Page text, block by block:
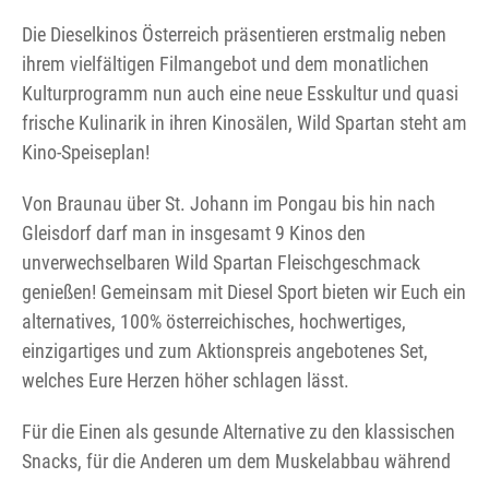
Die Dieselkinos Österreich präsentieren erstmalig neben
ihrem vielfältigen Filmangebot und dem monatlichen
Kulturprogramm nun auch eine neue Esskultur und quasi
frische Kulinarik in ihren Kinosälen, Wild Spartan steht am
Kino-Speiseplan!
Von Braunau über St. Johann im Pongau bis hin nach
Gleisdorf darf man in insgesamt 9 Kinos den
unverwechselbaren Wild Spartan Fleischgeschmack
genießen! Gemeinsam mit Diesel Sport bieten wir Euch ein
alternatives, 100% österreichisches, hochwertiges,
einzigartiges und zum Aktionspreis angebotenes Set,
welches Eure Herzen höher schlagen lässt.
Für die Einen als gesunde Alternative zu den klassischen
Snacks, für die Anderen um dem Muskelabbau während